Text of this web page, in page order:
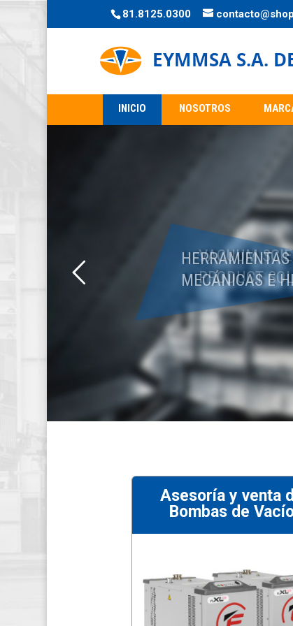
81.8125.0300
INICIO NOSOTROS
VACUUM
PRODUCT
Asesoría y venta
Bombas de